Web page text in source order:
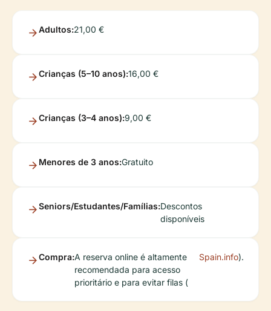
Adultos:21,00 €
Crianças (5–10 anos):16,00 €
Crianças (3–4 anos):9,00 €
Menores de 3 anos:Gratuito
Seniors/Estudantes/Famílias:Descontos
disponíveis
Compra:A reserva online é altamente
recomendada para acesso
prioritário e para evitar filas (
Spain.info).